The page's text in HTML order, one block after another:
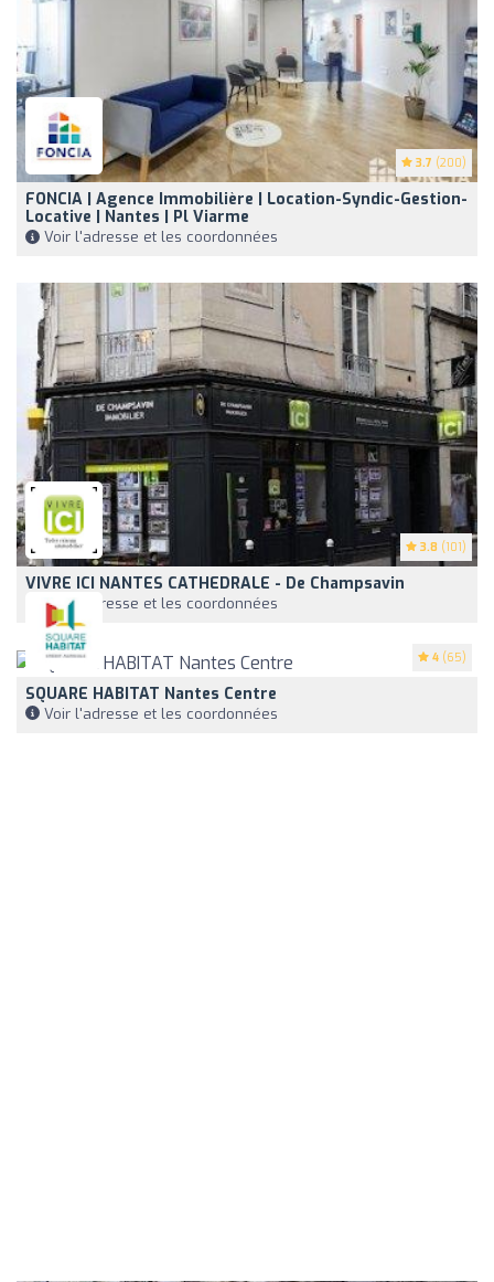
3.7 (200)
FONCIA | Agence Immobilière | Location-Syndic-Gestion-
Locative | Nantes | Pl Viarme
Voir l'adresse et les coordonnées
3.8 (101)
VIVRE ICI NANTES CATHEDRALE - De Champsavin
Voir l'adresse et les coordonnées
4 (65)
SQUARE HABITAT Nantes Centre
Voir l'adresse et les coordonnées